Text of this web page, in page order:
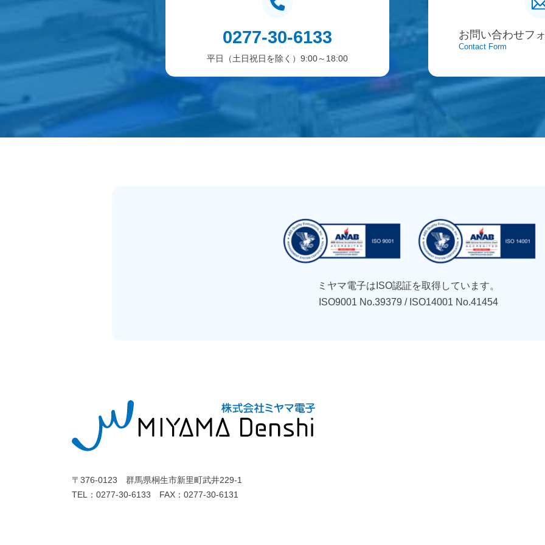
0277-30-6133
平日（土日祝日を除く）9:00～18:00
お問い合わせフ
Contact Form
ミヤマ電子はISO認証を取得しています。
ISO9001 No.39379 / ISO14001 No.41454
〒376-0123 群馬県桐生市新里町武井229-1
TEL： 0277-30-6133 FAX：0277-30-6131